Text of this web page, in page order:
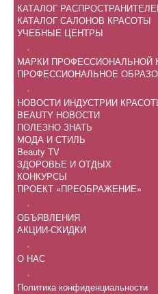
КАТАЛОГ
КАТАЛОГ САЛОНОВ КРАСОТЫ
УЧЕБНЫЕ ЦЕНТРЫ
.
МАРКИ ПРОФЕССИОНАЛЬНОЙ
ПРОФЕССИОНАЛЬНОЕ
.
НОВОСТИ ИНДУСТРИИ
BEAUTY НОВОСТИ
ПОЛЕЗНО ЗНАТЬ
МОДА И СТИЛЬ
Beauty TV
ЗДОРОВЬЕ И ОТДЫХ
КОНКУРСЫ
ПРОЕКТ «ПРЕОБРАЖЕНИЕ»
.
ОБЪЯВЛЕНИЯ
АКЦИИ-СКИДКИ
.
О НАС
.
Политика конфиденциальности